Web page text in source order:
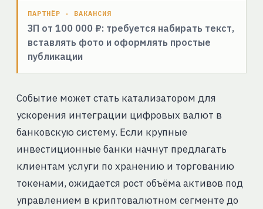
ПАРТНЁР · ВАКАНСИЯ
ЗП от 100 000 ₽: требуется набирать текст,
вставлять фото и оформлять простые
публикации
Событие может стать катализатором для
ускорения интеграции цифровых валют в
банковскую систему. Если крупные
инвестиционные банки начнут предлагать
клиентам услуги по хранению и торгованию
токенами, ожидается рост объёма активов под
управлением в криптовалютном сегменте до